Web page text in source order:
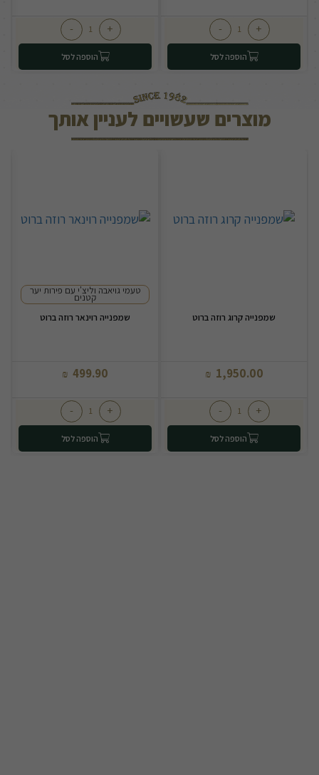
+
-
הוספה לסל
+
-
הוספה לסל
מוצרים שעשויים לעניין אותך
שמפנייה קרוג רוזה ברוט
1,950.00
₪
+
-
הוספה לסל
טעמי גויאבה וליצ'י עם פירות יער
קטנים
שמפנייה רוינאר רוזה ברוט
499.90
₪
+
-
הוספה לסל